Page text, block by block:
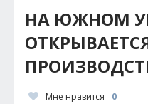
НА ЮЖНОМ
Мне нравится 0